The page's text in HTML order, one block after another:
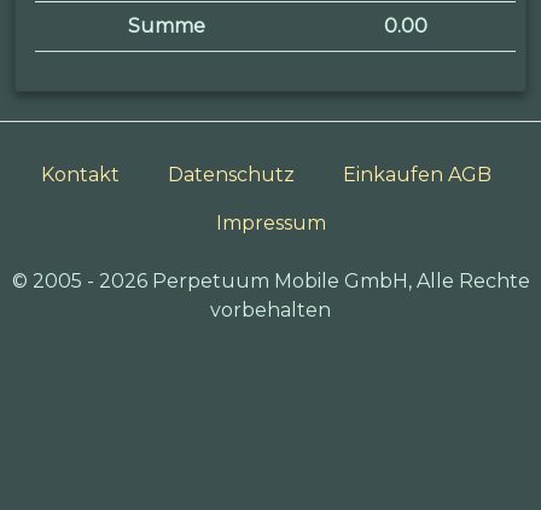
Summe 0.00
Kontakt Datenschutz Einkaufen AGB
Impressum
© 2005 - 2026 Perpetuum Mobile GmbH, Alle Rechte
vorbehalten